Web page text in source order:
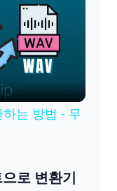
는 방법 - 무
로 변환기